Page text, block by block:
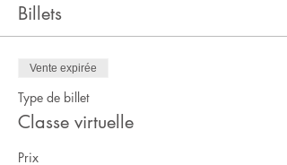
Billets
Vente expirée
Type de billet
Classe virtuelle
Prix